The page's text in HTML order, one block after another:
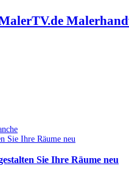
Sie Ihre Räume neu